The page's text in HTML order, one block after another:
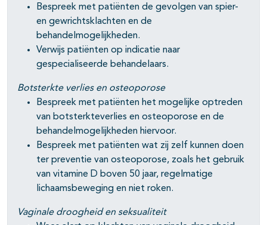
Bespreek met patiënten de gevolgen van spier-
en gewrichtsklachten en de
behandelmogelijkheden.
Verwijs patiënten op indicatie naar
gespecialiseerde behandelaars.
Botsterkte verlies en osteoporose
Bespreek met patiënten het mogelijke optreden
van botsterkteverlies en osteoporose en de
behandelmogelijkheden hiervoor.
Bespreek met patiënten wat zij zelf kunnen doen
ter preventie van osteoporose, zoals het gebruik
van vitamine D boven 50 jaar, regelmatige
lichaamsbeweging en niet roken.
Vaginale droogheid en seksualiteit